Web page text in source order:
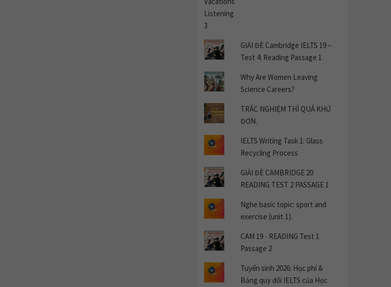
GIẢI ĐỀ Cambridge IELTS 19 –
Test 4: Reading Passage 1
Why Are Women Leaving
Science Careers?
TRẮC NGHIỆM THÌ QUÁ KHỨ
ĐƠN.
IELTS Writing Task 1: Glass
Recycling Process
GIẢI ĐỀ CAMBRIDGE 20
READING TEST 2 PASSAGE 1
Nghe basic topic: sport and
exercise (unit 1).
CAM 19 - READING Test 1
Passage 2
Tuyển sinh 2026: Học phí &
Bảng quy đổi IELTS của Học